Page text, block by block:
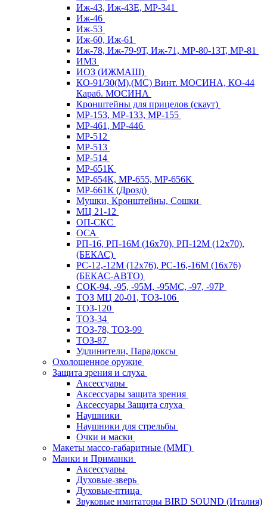
Иж-43, Иж-43Е, МР-341
Иж-46
Иж-53
Иж-60, Иж-61
Иж-78, Иж-79-9Т, Иж-71, МР-80-13Т, МР-81
ИМЗ
ИОЗ (ИЖМАШ)
КО-91/30(М),(МС) Винт. МОСИНА, КО-44
Караб. МОСИНА
Кронштейны для прицелов (скаут)
МР-153, МР-133, МР-155
МР-461, МР-446
МР-512
МР-513
МР-514
МР-651К
МР-654К, МР-655, МР-656К
МР-661К (Дрозд)
Мушки, Кронштейны, Сошки
МЦ 21-12
ОП-СКС
ОСА
РП-16, РП-16М (16х70), РП-12М (12х70),
(БЕКАС)
РС-12,-12М (12х76), РС-16,-16М (16х76)
(БЕКАС-АВТО)
СОК-94, -95, -95М, -95МС, -97, -97Р
ТОЗ МЦ 20-01, ТОЗ-106
ТОЗ-120
ТОЗ-34
ТОЗ-78, ТОЗ-99
ТОЗ-87
Удлинители, Парадоксы
Охолощенное оружие
Защита зрения и слуха
Аксессуары
Аксессуары защита зрения
Аксессуары Защита слуха
Наушники
Наушники для стрельбы
Очки и маски
Макеты массо-габаритные (ММГ)
Манки и Приманки
Аксессуары
Духовые-зверь
Духовые-птица
Звуковые имитаторы BIRD SOUND (Италия)